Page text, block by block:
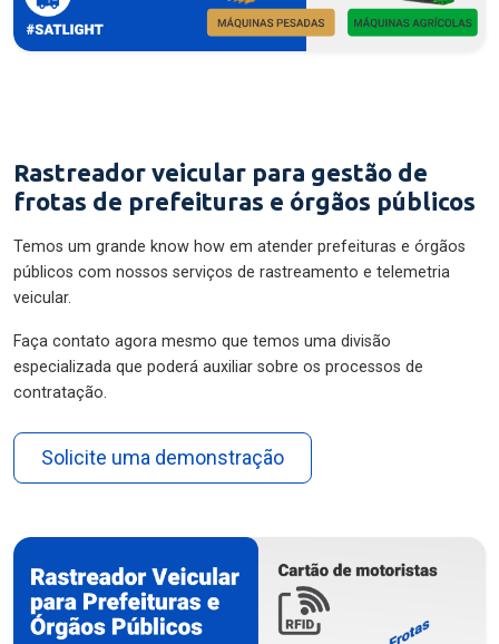
Rastreador veicular para gestão de
frotas de prefeituras e órgãos públicos
Temos um grande know how em atender prefeituras e órgãos
públicos com nossos serviços de rastreamento e telemetria
veicular.
Faça contato agora mesmo que temos uma divisão
especializada que poderá auxiliar sobre os processos de
contratação.
Solicite uma demonstração